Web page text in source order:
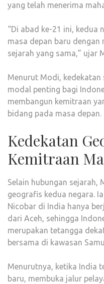
yang telah menerima
“Di abad ke-21 ini, kedua
masa depan baru
sejarah yang sama,” ujar
Menurut Modi,
modal penting bagi
membangun kemitraan
bidang pada masa depan.
Kedekatan
Kemitraan
Selain hubungan sejarah,
geografis kedua negara.
Nicobar di India hanya
dari Aceh, sehingga
merupakan tetangga
bersama di kawasan
Menurutnya, ketika India
baru, membuka jalur